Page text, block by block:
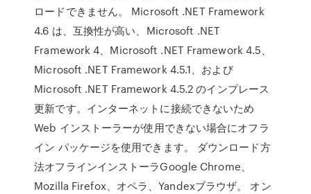
ロードできません。 Microsoft .NET Framework
4.6 は、互換性が高い、Microsoft .NET
Framework 4、Microsoft .NET Framework 4.5、
Microsoft .NET Framework 4.5.1、および
Microsoft .NET Framework 4.5.2 のインプレース
更新です。インターネットに接続できないため
Web インストーラーが使用できない場合にオフラ
イン パッケージを使用できます。 ダウンロード方
法オフラインインストーラGoogle Chrome、
Mozilla Firefox、オペラ、Yandexブラウザ。 オン